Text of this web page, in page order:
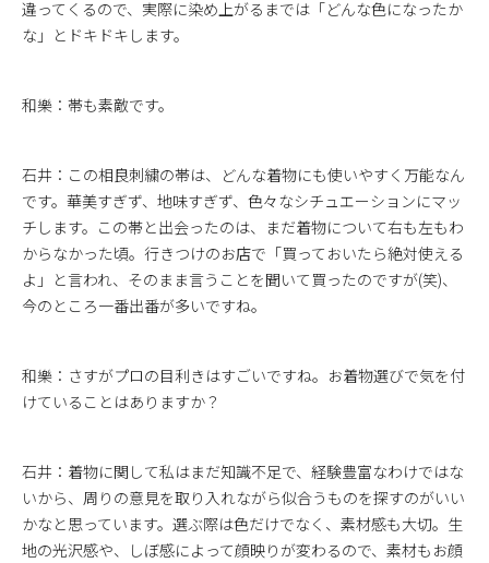
違ってくるので、実際に染め上がるまでは「どんな色になったか
な」とドキドキします。
和樂：帯も素敵です。
石井：この相良刺繍の帯は、どんな着物にも使いやすく万能なん
です。華美すぎず、地味すぎず、色々なシチュエーションにマッ
チします。この帯と出会ったのは、まだ着物について右も左もわ
からなかった頃。行きつけのお店で「買っておいたら絶対使える
よ」と言われ、そのまま言うことを聞いて買ったのですが(笑)、
今のところ一番出番が多いですね。
和樂：さすがプロの目利きはすごいですね。お着物選びで気を付
けていることはありますか？
石井：着物に関して私はまだ知識不足で、経験豊富なわけではな
いから、周りの意見を取り入れながら似合うものを探すのがいい
かなと思っています。選ぶ際は色だけでなく、素材感も大切。生
地の光沢感や、しぼ感によって顔映りが変わるので、素材もお顔